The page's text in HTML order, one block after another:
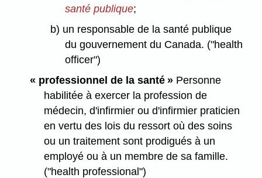
santé publique;
b) un responsable de la santé publique
du gouvernement du Canada. ("health
officer")
« professionnel de la santé »Personne
habilitée à exercer la profession de
médecin, d'infirmier ou d'infirmier praticien
en vertu des lois du ressort où des soins
ou un traitement sont prodigués à un
employé ou à un membre de sa famille.
("health professional")